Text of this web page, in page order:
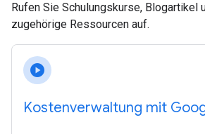
Rufen Sie Schulungskurse, Blogartikel
zugehörige Ressourcen auf.
play_circle
Kostenverwaltung mit